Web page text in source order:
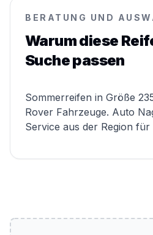
BERATUNG UND
Warum diese
Suche passen
Sommerreifen in Größe
Rover Fahrzeuge. Auto
Service aus der Region für